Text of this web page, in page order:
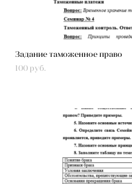
Задание таможенное право
100 pуб.